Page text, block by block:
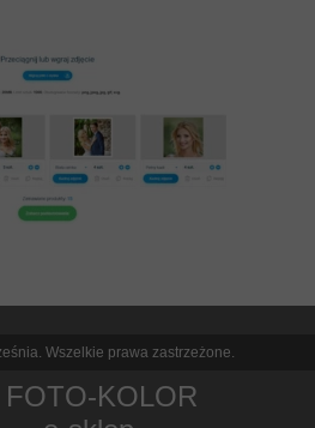
KOLOR
Wszelkie prawa zastrzeżone.